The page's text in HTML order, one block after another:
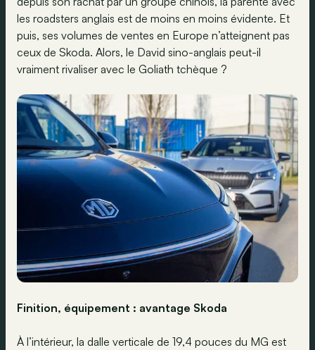
les roadsters anglais est de moins en moins évidente. Et
puis, ses volumes de ventes en Europe n’atteignent pas
ceux de Skoda. Alors, le David sino-anglais peut-il
vraiment rivaliser avec le Goliath tchèque ?
Finition, équipement : avantage Skoda
À l’intérieur, la dalle verticale de 19,4 pouces du MG est